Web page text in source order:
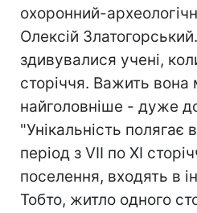
охоронний-
Олексій
здивувалися учені,
сторіччя. Важить вона
найголовніше - дуже
"Унікальність
період з VII по ХІ
поселення, входять в
Тобто, житло одного